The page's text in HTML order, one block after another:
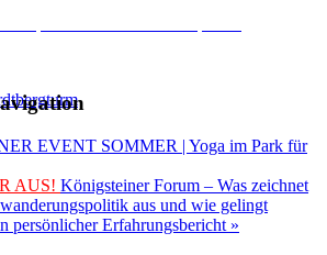
EVENT SOMMER | Yoga im Park für
AUS! Königsteiner Forum – Was zeichnet
aus und wie gelingt
persönlicher Erfahrungsbericht »